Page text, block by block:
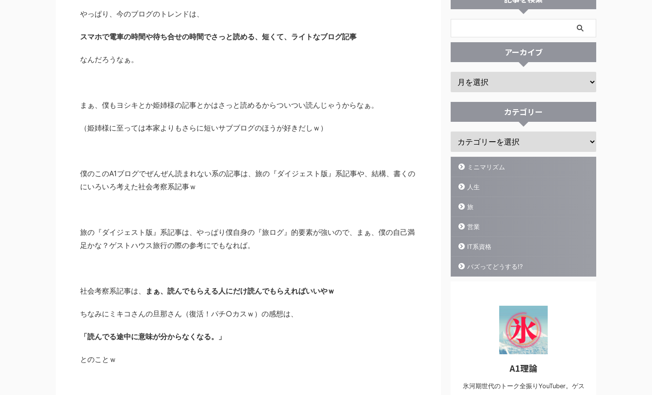
やっぱり、今のブログのトレンドは、
スマホで電車の時間や待ち合せの時間でさっと読める、短くて、ライトなブログ記事
なんだろうなぁ。
まぁ、僕もヨシキとか姫姉様の記事とかはさっと読めるからついつい読んじゃうからなぁ。
（姫姉様に至っては本家よりもさらに短いサブブログのほうが好きだしｗ）
僕のこのA1ブログでぜんぜん読まれない系の記事は、旅の『ダイジェスト版』系記事や、結構、書くの
にいろいろ考えた社会考察系記事ｗ
旅の『ダイジェスト版』系記事は、やっぱり僕自身の『旅ログ』的要素が強いので、まぁ、僕の自己満
足かな？ゲストハウス旅行の際の参考にでもなれば。
社会考察系記事は、 まぁ、読んでもらえる人にだけ読んでもらえればいいやｗ
ちなみにミキコさんの旦那さん（復活！パチ○カスｗ）の感想は、
「読んでる途中に意味が分からなくなる。」
とのことｗ
アーカイブ
カテゴリー
ミニマリズム
人生
旅
営業
IT系資格
バズってどうする!?
A1理論
氷河期世代のトーク全振りYouTuber。ゲス